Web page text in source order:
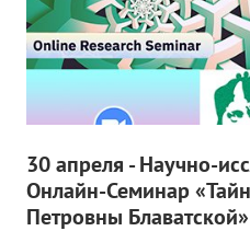
Фотоматериалы
Видео
ГОВОРЯТ ТЕОСОФЫ. Рубрика
Книги
Семинары
30 апреля - Научно-
Онлайн-Семинар
Петровны Блаватской»